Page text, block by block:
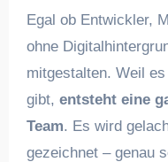
Egal ob Entwickler,
ohne
mitgestalten. Weil
gibt, entsteht eine
Team. Es wird
gezeichnet – genau